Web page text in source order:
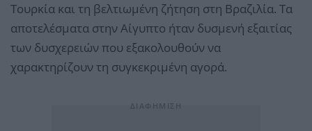
Τουρκία και τη βελτιωμένη ζήτηση στη Βραζιλία. Τα
αποτελέσματα στην Αίγυπτο ήταν δυσμενή εξαιτίας
των δυσχερειών που εξακολουθούν να
χαρακτηρίζουν τη συγκεκριμένη αγορά.